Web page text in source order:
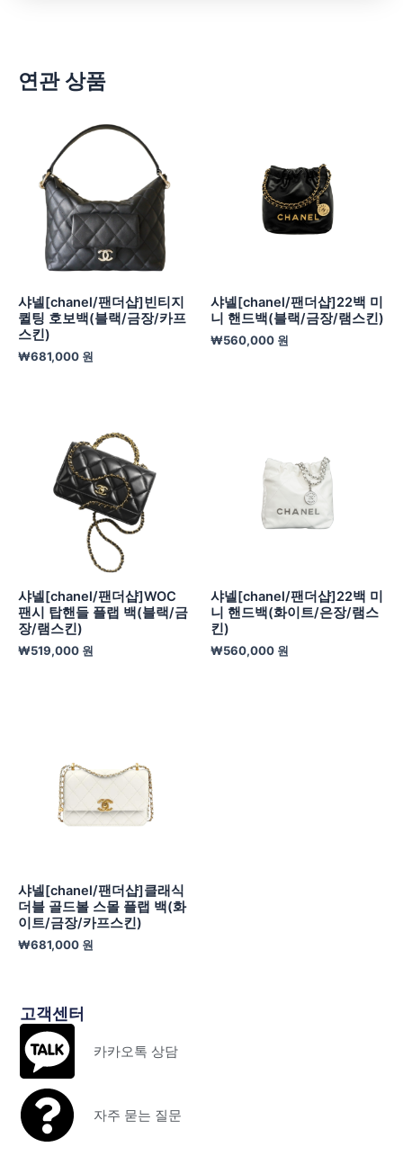
연관 상품
샤넬[chanel/팬더샵]빈티지
퀼팅 호보백(블랙/금장/카프
스킨)
₩681,000 원
샤넬[chanel/팬더샵]22백 미
니 핸드백(블랙/금장/램스킨)
₩560,000 원
샤넬[chanel/팬더샵]WOC
팬시 탑핸들 플랩 백(블랙/금
장/램스킨)
₩519,000 원
샤넬[chanel/팬더샵]22백 미
니 핸드백(화이트/은장/램스
킨)
₩560,000 원
샤넬[chanel/팬더샵]클래식
더블 골드볼 스몰 플랩 백(화
이트/금장/카프스킨)
₩681,000 원
고객센터
카카오톡 상담
자주 묻는 질문